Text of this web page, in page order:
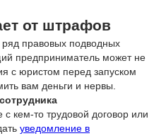
от штрафов
правовых подводных
предприниматель может не
с юристом перед запуском
вам деньги и нервы.
кем-то трудовой договор или
уведомление в